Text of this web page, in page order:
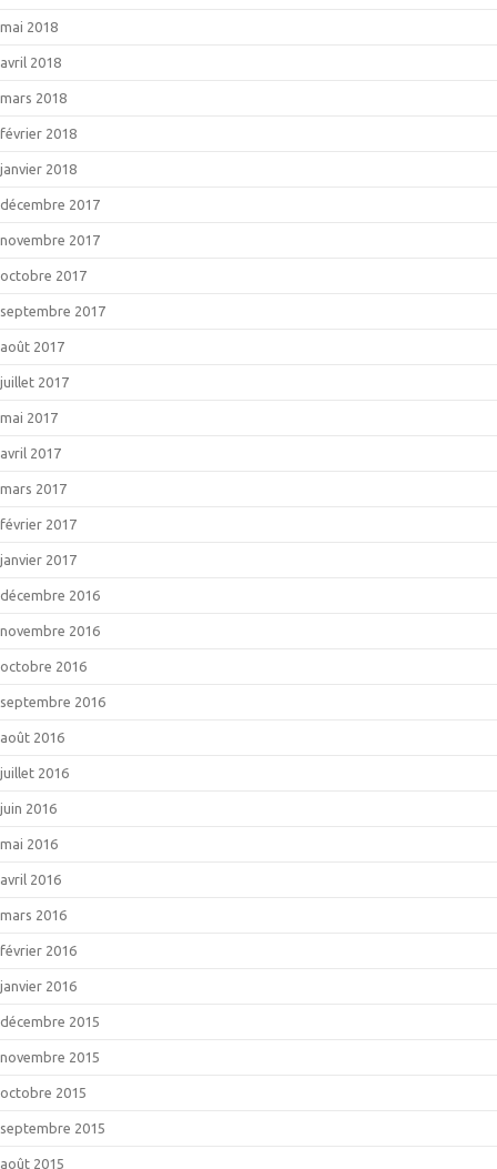
mai 2018
avril 2018
mars 2018
février 2018
janvier 2018
décembre 2017
novembre 2017
octobre 2017
septembre 2017
août 2017
juillet 2017
mai 2017
avril 2017
mars 2017
février 2017
janvier 2017
décembre 2016
novembre 2016
octobre 2016
septembre 2016
août 2016
juillet 2016
juin 2016
mai 2016
avril 2016
mars 2016
février 2016
janvier 2016
décembre 2015
novembre 2015
octobre 2015
septembre 2015
août 2015